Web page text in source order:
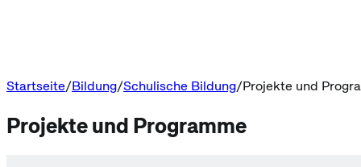
Startseite Bildung Schulische Bildung Projekte und
Projekte und Programme